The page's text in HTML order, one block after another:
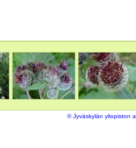
© Jyväskylän yliopiston